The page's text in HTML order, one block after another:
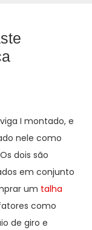
I montado, e
nele como
dois são
​​em conjunto
um talha
como
de giro e